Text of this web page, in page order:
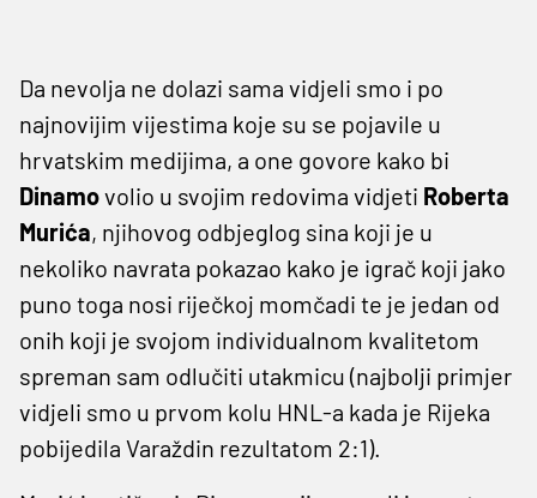
Da nevolja ne dolazi sama vidjeli smo i po
najnovijim vijestima koje su se pojavile u
hrvatskim medijima, a one govore kako bi
Dinamovolio u svojim redovima vidjeti Roberta
Murića, njihovog odbjeglog sina koji je u
nekoliko navrata pokazao kako je igrač koji jako
puno toga nosi riječkoj momčadi te je jedan od
onih koji je svojom individualnom kvalitetom
spreman sam odlučiti utakmicu (najbolji primjer
vidjeli smo u prvom kolu HNL-a kada je Rijeka
pobijedila Varaždin rezultatom 2:1).